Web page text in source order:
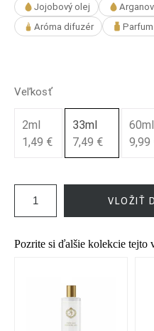
Jojobový olej
Aróma difuzér
Veľkosť
2ml
1,49 €
33ml
7,49 €
60ml
9,99
VLOŽIŤ
Pozrite si ďalšie kolekcie tejto